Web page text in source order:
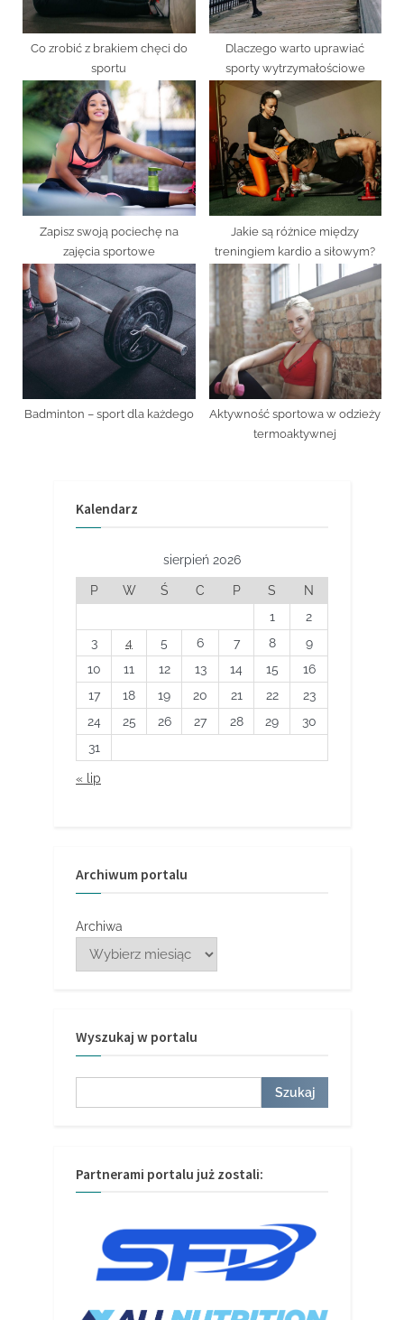
s
t
Co zrobić z brakiem chęci do
sportu
Dlaczego warto uprawiać
sporty wytrzymałościowe
Zapisz swoją pociechę na
zajęcia sportowe
Jakie są różnice między
treningiem kardio a siłowym?
Badminton – sport dla każdego
Aktywność sportowa w odzieży
termoaktywnej
Kalendarz
sierpień 2026
P W Ś C P S
N
1
2
3
4 5 6 7 8
9
10
11 12 13 14 15
16
17
18 19 20 21 22
23
24
25 26 27 28 29
30
31
« lip
Archiwum portalu
Archiwa
Wyszukaj w portalu
Szukaj
Partnerami portalu już zostali: